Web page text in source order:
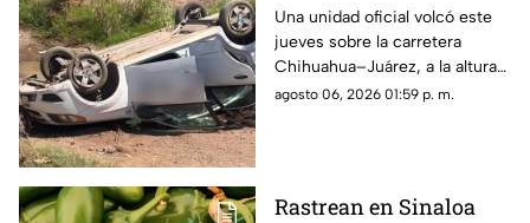
Chihuahua–Juárez;
tres mujeres resultan
lesionadas
Una unidad oficial volcó este
jueves sobre la carretera
Chihuahua–Juárez, a la altura
del kilómetro 31.
agosto 06, 2026 01:59 p. m.
Rastrean en Sinaloa